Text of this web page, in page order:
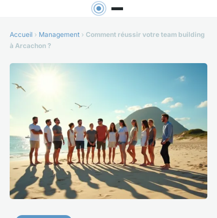
Accueil › Management › Comment réussir votre team building
à Arcachon ?